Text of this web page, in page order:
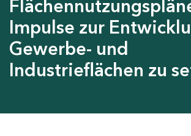
Impulse zur
Gewerbe- und
Industrieflächen zu